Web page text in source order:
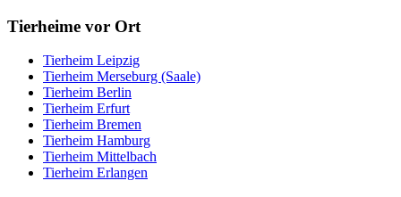
Tierheime vor Ort
Tierheim Leipzig
Tierheim Merseburg (Saale)
Tierheim Berlin
Tierheim Erfurt
Tierheim Bremen
Tierheim Hamburg
Tierheim Mittelbach
Tierheim Erlangen